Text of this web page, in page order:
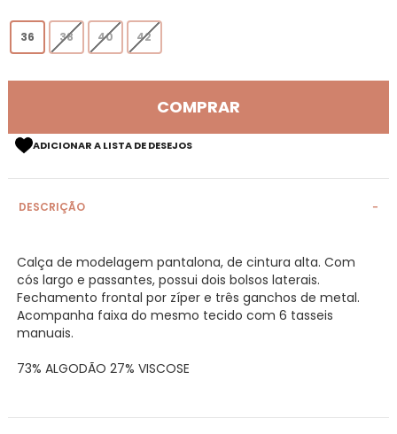
36 38 40 42
COMPRAR
ADICIONAR A LISTA DE DESEJOS
DESCRIÇÃO
Calça de modelagem pantalona, de cintura alta. Com
cós largo e passantes, possui dois bolsos laterais.
Fechamento frontal por zíper e três ganchos de metal.
Acompanha faixa do mesmo tecido com 6 tasseis
manuais.
73% ALGODÃO 27% VISCOSE